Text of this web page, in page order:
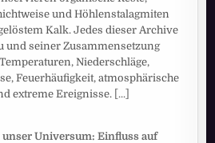
und Höhlenstalagmiten
Kalk. Jedes dieser Archive
und seiner Zusammensetzung
Niederschläge,
Feuerhäufigkeit, atmosphärische
extreme Ereignisse. [...]
Universum: Einfluss auf